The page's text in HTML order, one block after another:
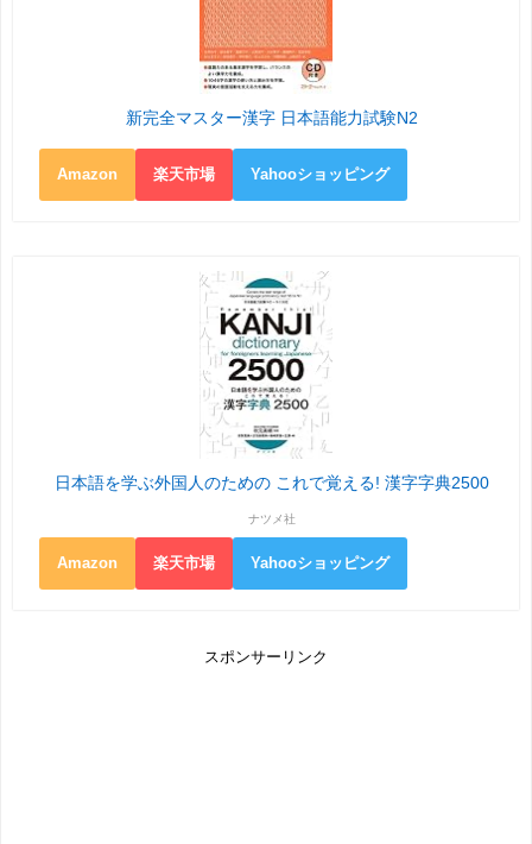
新完全マスター漢字 日本語能力試験N2
Amazon 楽天市場 Yahooショッピング
日本語を学ぶ外国人のための これで覚える! 漢字字典2500
ナツメ社
Amazon 楽天市場 Yahooショッピング
スポンサーリンク